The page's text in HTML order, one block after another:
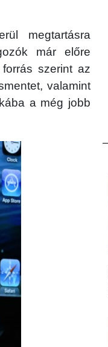
megtartásra
már előre
szerint az
valamint
a még jobb